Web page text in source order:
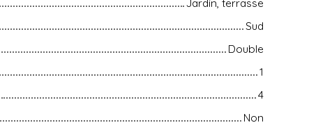
Sud
Double
1
4
Non